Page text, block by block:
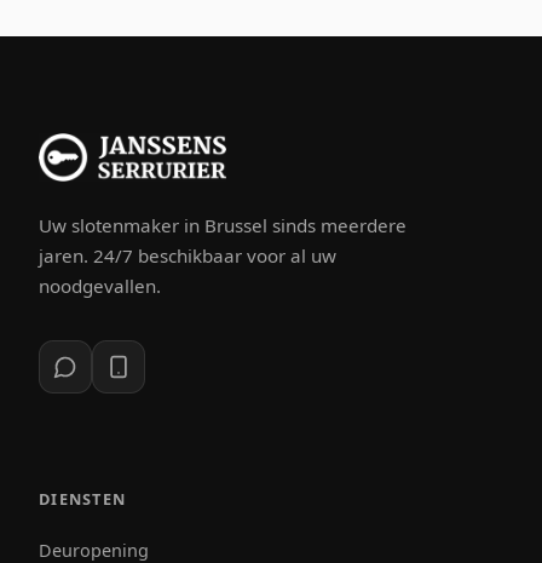
Uw slotenmaker in Brussel sinds meerdere
jaren. 24/7 beschikbaar voor al uw
noodgevallen.
DIENSTEN
Deuropening